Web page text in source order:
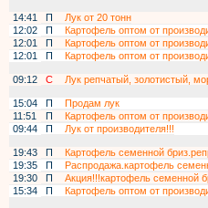
14:41
П Лук от 20 тонн
12:02
П
Картофель оптом от
12:01
П
Картофель оптом от
12:01
П
Картофель оптом от
09:12
С
Лук репчатый, золотистый,
15:04
П Продам лук
11:51
П
Картофель оптом от
09:44
П
Лук от производителя!!!
19:43
П Картофель семенной
19:35
П Распродажа.картофель
19:30
П Акция!!!картофель семенной
15:34
П
Картофель оптом от